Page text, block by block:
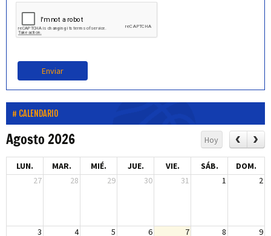
Enviar
CALENDARIO
Agosto 2026 Hoy
LUN. MAR. MIÉ. JUE. VIE. SÁB.
DOM.
27
28 29 30 31 1 2
3 4 5 6 7 8 9